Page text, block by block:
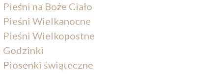
Pieśni na Boże Ciało
Pieśni Wielkanocne
Pieśni Wielkopostne
Godzinki
Piosenki świąteczne